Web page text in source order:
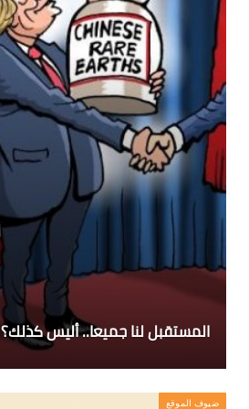
المستقبل لنا جميعا.. أليس كذلك؟
ضيوف الموقع